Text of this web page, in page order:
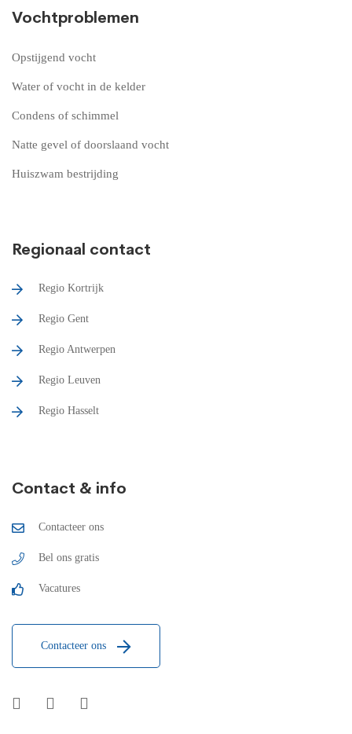
Vochtproblemen
Opstijgend vocht
Water of vocht in de kelder
Condens of schimmel
Natte gevel of doorslaand vocht
Huiszwam bestrijding
Regionaal contact
Regio Kortrijk
Regio Gent
Regio Antwerpen
Regio Leuven
Regio Hasselt
Contact & info
Contacteer ons
Bel ons gratis
Vacatures
Contacteer ons